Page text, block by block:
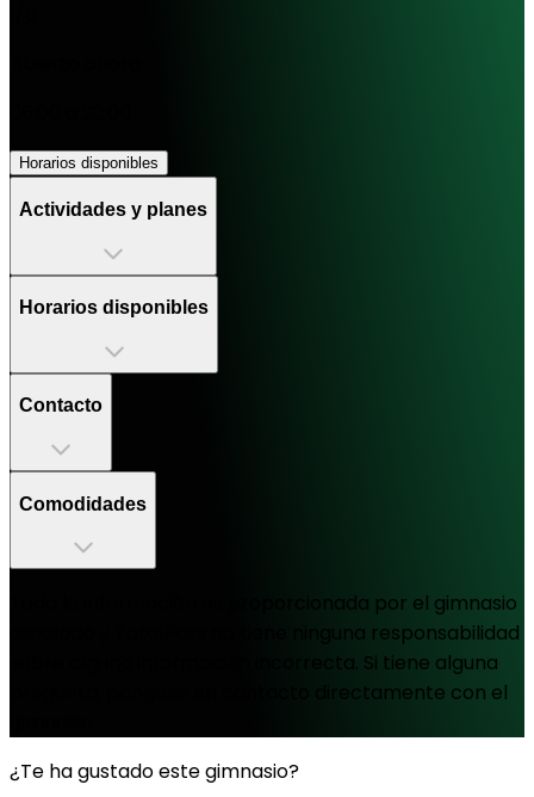
Horarios disponibles
Actividades y planes
Horarios disponibles
Contacto
Comodidades
Toda la información es proporcionada por el gimnasio
asociado y TotalPass no tiene ninguna responsabilidad
sobre alguna información incorrecta. Si tiene alguna
pregunta, póngase en contacto directamente con el
¿Te ha gustado este gimnasio?